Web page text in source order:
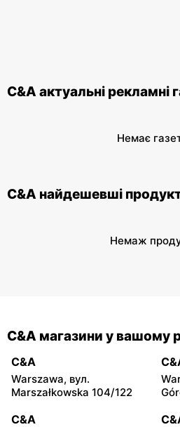
C&A актуальні рекламні
Немає
C&A найдешевші
Немаж
C&A магазини у вашому
C&A
Warszawa, вул.
Marszałkowska 104/122
C&A